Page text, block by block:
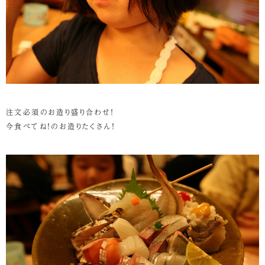
注文必須のお造り盛り合わせ！
今食べてね！のお造りたくさん！